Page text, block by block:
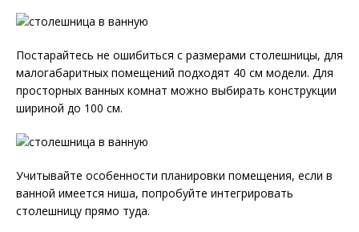
Постарайтесь не ошибиться с размерами столешницы, для
малогабаритных помещений подходят 40 см модели. Для
просторных ванных комнат можно выбирать конструкции
шириной до 100 см.
Учитывайте особенности планировки помещения, если в
ванной имеется ниша, попробуйте интегрировать
столешницу прямо туда.